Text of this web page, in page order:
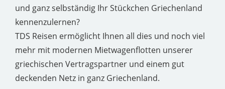
und ganz selbständig Ihr Stückchen Griechenland
kennenzulernen?
TDS Reisen ermöglicht Ihnen all dies und noch viel
mehr mit modernen Mietwagenflotten unserer
griechischen Vertragspartner und einem gut
deckenden Netz in ganz Griechenland.